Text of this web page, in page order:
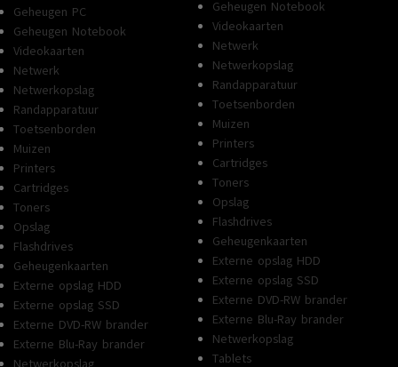
Geheugen PC
Geheugen Notebook
Videokaarten
Netwerk
Netwerkopslag
Randapparatuur
Toetsenborden
Muizen
Printers
Cartridges
Toners
Opslag
Flashdrives
Geheugenkaarten
Externe opslag HDD
Externe opslag SSD
Externe DVD-RW brander
Externe Blu-Ray brander
Netwerkopslag
Geheugen Notebook
Videokaarten
Netwerk
Netwerkopslag
Randapparatuur
Toetsenborden
Muizen
Printers
Cartridges
Toners
Opslag
Flashdrives
Geheugenkaarten
Externe opslag HDD
Externe opslag SSD
Externe DVD-RW brander
Externe Blu-Ray brander
Netwerkopslag
Tablets